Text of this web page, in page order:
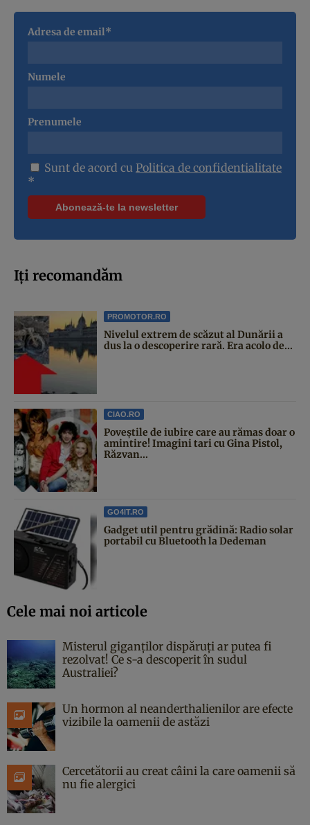
Adresa de email*
Numele
Prenumele
Sunt de acord cu Politica de confidentialitate
*
Iți recomandăm
PROMOTOR.RO
Nivelul extrem de scăzut al Dunării a
dus la o descoperire rară. Era acolo de...
CIAO.RO
Poveştile de iubire care au rămas doar o
amintire! Imagini tari cu Gina Pistol,
Răzvan...
GO4IT.RO
Gadget util pentru grădină: Radio solar
portabil cu Bluetooth la Dedeman
Cele mai noi articole
Misterul giganților dispăruți ar putea fi
rezolvat! Ce s-a descoperit în sudul
Australiei?
Un hormon al neanderthalienilor are efecte
vizibile la oamenii de astăzi
Cercetătorii au creat câini la care oamenii să
nu fie alergici